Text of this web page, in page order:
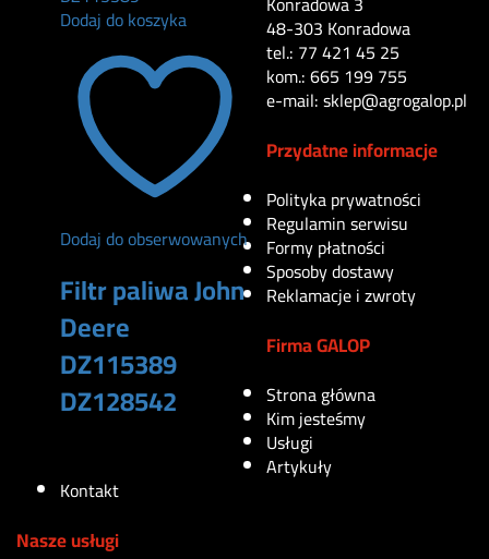
Dodaj do koszyka
Dodaj do obserwowanych
Filtr paliwa John
Deere
DZ115389
DZ128542
48-303 Konradowa
tel.: 77 421 45 25
kom.: 665 199 755
e-mail: sklep@agrogalop.pl
Przydatne informacje
Polityka prywatności
Regulamin serwisu
Formy płatności
Sposoby dostawy
Reklamacje i zwroty
Firma GALOP
Strona główna
Kim jesteśmy
Usługi
Artykuły
Kontakt
Nasze usługi